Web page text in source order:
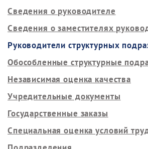
Сведения о руководителе
Сведения о заместителях
Руководители структурных
Обособленные структурные
Независимая оценка качества
Учредительные документы
Государственные заказы
Специальная оценка условий